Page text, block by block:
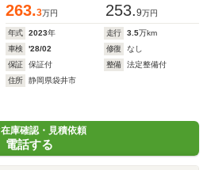
263.3万円 253.9万円
年式 2023年 走行 3.5万km
車検
'28/02 修復
なし
保証
保証付 整備
法定整備付
住所
静岡県袋井市
庫確認・見積依頼
電話する